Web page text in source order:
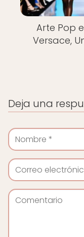
Arte Pop
Versace,
Deja una